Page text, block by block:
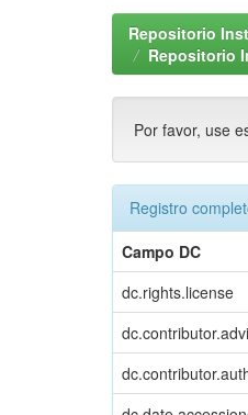
Repositorio
Repositorio
Por favor, use
Registro
Campo DC
dc.rights.license